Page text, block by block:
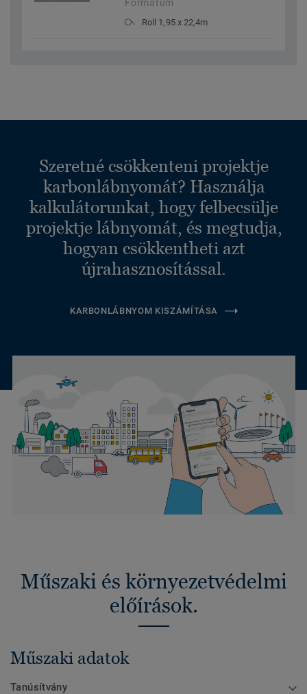
Formátum
Roll 1,95 x 22,4m
Szeretné csökkenteni projektje
karbonlábnyomát? Használja
kalkulátorunkat, hogy felbecsülje
projektje lábnyomát, és megtudja,
hogyan csökkentheti azt
újrahasznosítással.
KARBONLÁBNYOM KISZÁMÍTÁSA
Műszaki és környezetvédelmi
előírások.
Műszaki adatok
Tanúsítvány